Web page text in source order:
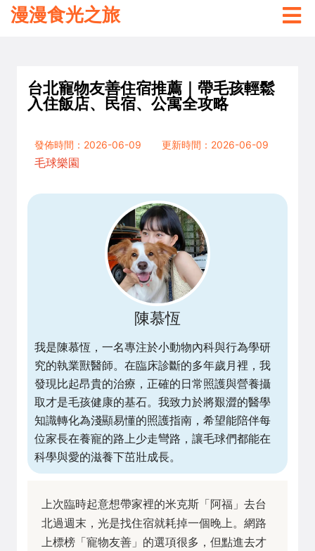
漫漫食光之旅
台北寵物友善住宿推薦｜帶毛孩輕鬆
入住飯店、民宿、公寓全攻略
發佈時間：2026-06-09
更新時間：2026-06-09
毛球樂園
陳慕恆
我是陳慕恆，一名專注於小動物內科與行為學研
究的執業獸醫師。在臨床診斷的多年歲月裡，我
發現比起昂貴的治療，正確的日常照護與營養攝
取才是毛孩健康的基石。我致力於將艱澀的醫學
知識轉化為淺顯易懂的照護指南，希望能陪伴每
位家長在養寵的路上少走彎路，讓毛球們都能在
科學與愛的滋養下茁壯成長。
上次臨時起意想帶家裡的米克斯「阿福」去台
北過週末，光是找住宿就耗掉一個晚上。網路
上標榜「寵物友善」的選項很多，但點進去才